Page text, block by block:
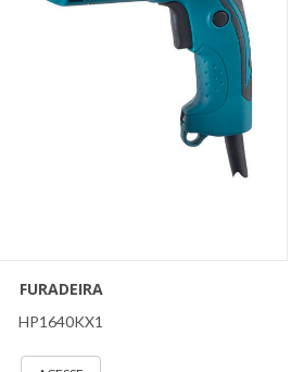
FURADEIRA
HP1640KX1